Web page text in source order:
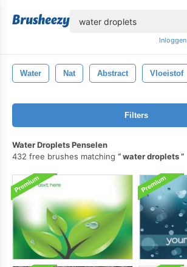
Inloggen
Water Nat Abstract Vloeistof
Filters
Water Droplets Penselen
432 free brushes matching
water droplets